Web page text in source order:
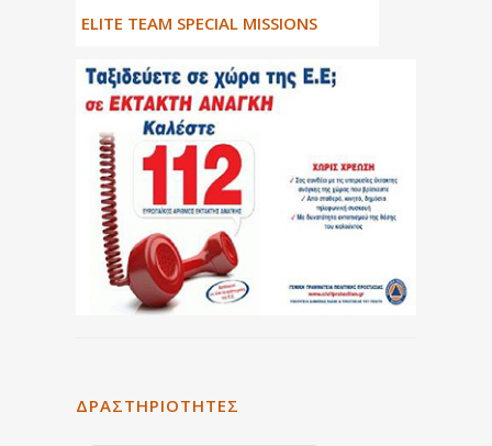
ΕLITE TEAM SPECIAL MISSIONS
ΔΡΑΣΤΗΡΙΌΤΗΤΕΣ